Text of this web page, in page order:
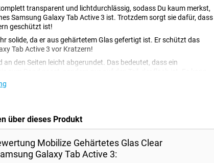
transparent und lichtdurchlässig, sodass Du kaum merkst,
Samsung Galaxy Tab Active 3 ist. Trotzdem sorgt sie dafür, dass
geschützt ist!
solide, da er aus gehärtetem Glas gefertigt ist. Er schützt das
Tab Active 3 vor Kratzern!
an den Seiten leicht abgerundet. Das bedeutet, dass ein
etwas kleiner ist als der Bildschirm.
über dieses Produkt
Mobilize Gehärtetes Glas Clear
Galaxy Tab Active 3: